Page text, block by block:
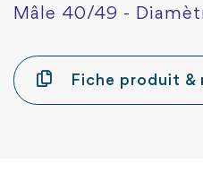
Mâle 40/49 -
Fiche produit &